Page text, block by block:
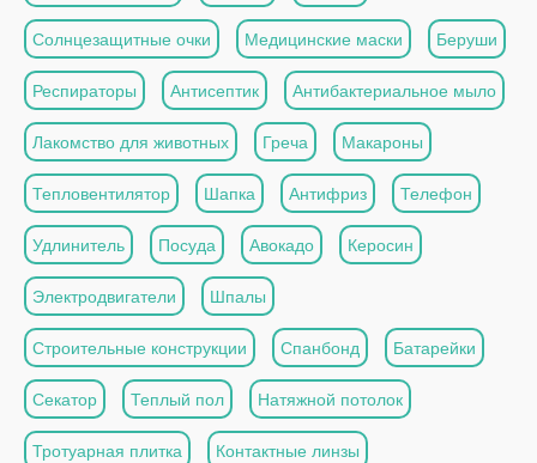
Солнцезащитные очки Медицинские маски Беруши
Респираторы Антисептик Антибактериальное мыло
Лакомство для животных Греча Макароны
Тепловентилятор Шапка Антифриз Телефон
Удлинитель Посуда Авокадо Керосин
Электродвигатели Шпалы
Строительные конструкции Спанбонд Батарейки
Секатор Теплый пол Натяжной потолок
Тротуарная плитка Контактные линзы